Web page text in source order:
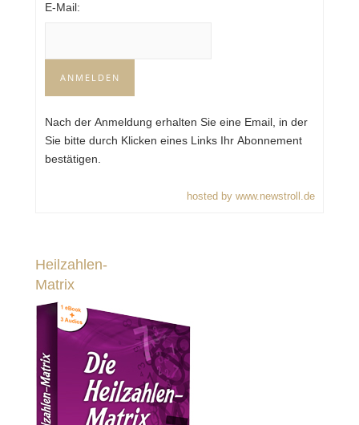
E-Mail:
Nach der Anmeldung erhalten Sie eine Email, in der
Sie bitte durch Klicken eines Links Ihr Abonnement
bestätigen.
hosted by www.newstroll.de
Heilzahlen-
Matrix